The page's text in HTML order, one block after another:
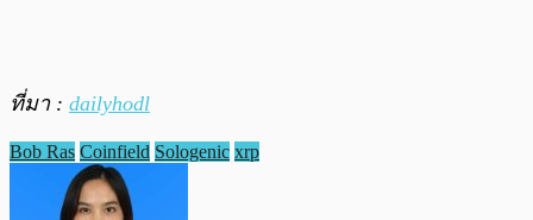
ที่มา : dailyhodl
Bob Ras Coinfield Sologenic xrp